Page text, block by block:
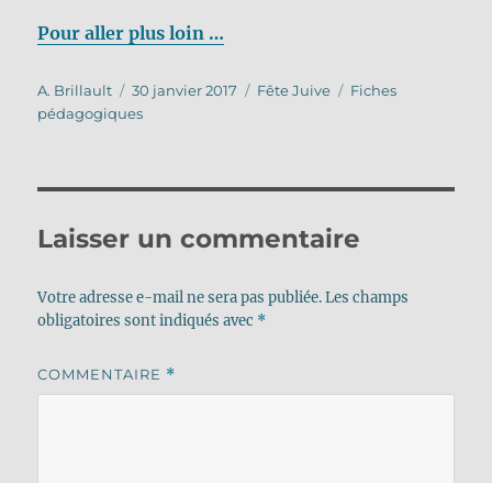
Pour aller plus loin …
Auteur
A. Brillault
Publié
le
30 janvier 2017 Catégories
Fête Juive Étiquettes
Fiches
pédagogiques
Laisser un commentaire
Votre adresse e-mail ne sera pas publiée. Les champs
obligatoires sont indiqués avec *
COMMENTAIRE *